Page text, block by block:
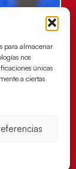
para almacenar
nos
únicas
a ciertas